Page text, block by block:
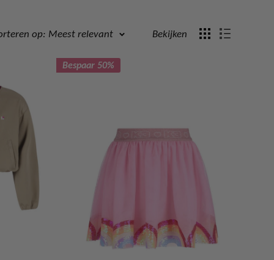
op: Meest relevant Bekijken
Bespaar 50%